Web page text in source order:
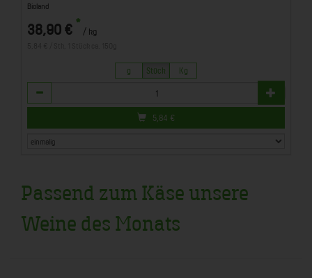
Bioland
38,90 € * / kg
g Stück Kg
Anzahl
5,84 €
Passend zum Käse unsere
Weine des Monats